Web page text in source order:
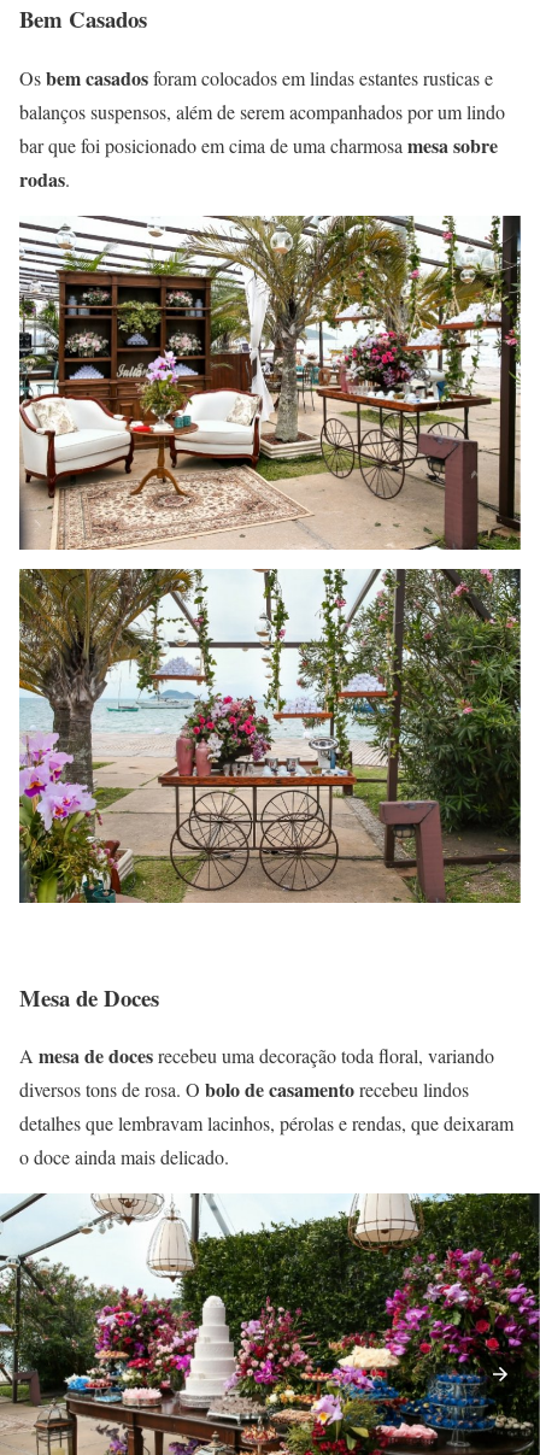
Bem Casados
Osbem casadosforam colocados em lindas estantes rusticas e
balanços suspensos, além de serem acompanhados por um lindo
bar que foi posicionado em cima de uma charmosa mesa sobre
rodas.
Mesa de Doces
A mesa de docesrecebeu uma decoração toda floral, variando
diversos tons de rosa. O bolo de casamentorecebeu lindos
detalhes que lembravam lacinhos, pérolas e rendas, que deixaram
o doce ainda mais delicado.